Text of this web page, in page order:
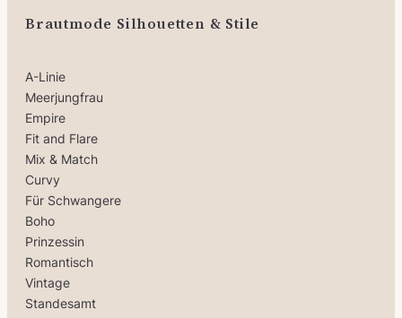
Brautmode Silhouetten & Stile
A-Linie
Meerjungfrau
Empire
Fit and Flare
Mix & Match
Curvy
Für Schwangere
Boho
Prinzessin
Romantisch
Vintage
Standesamt